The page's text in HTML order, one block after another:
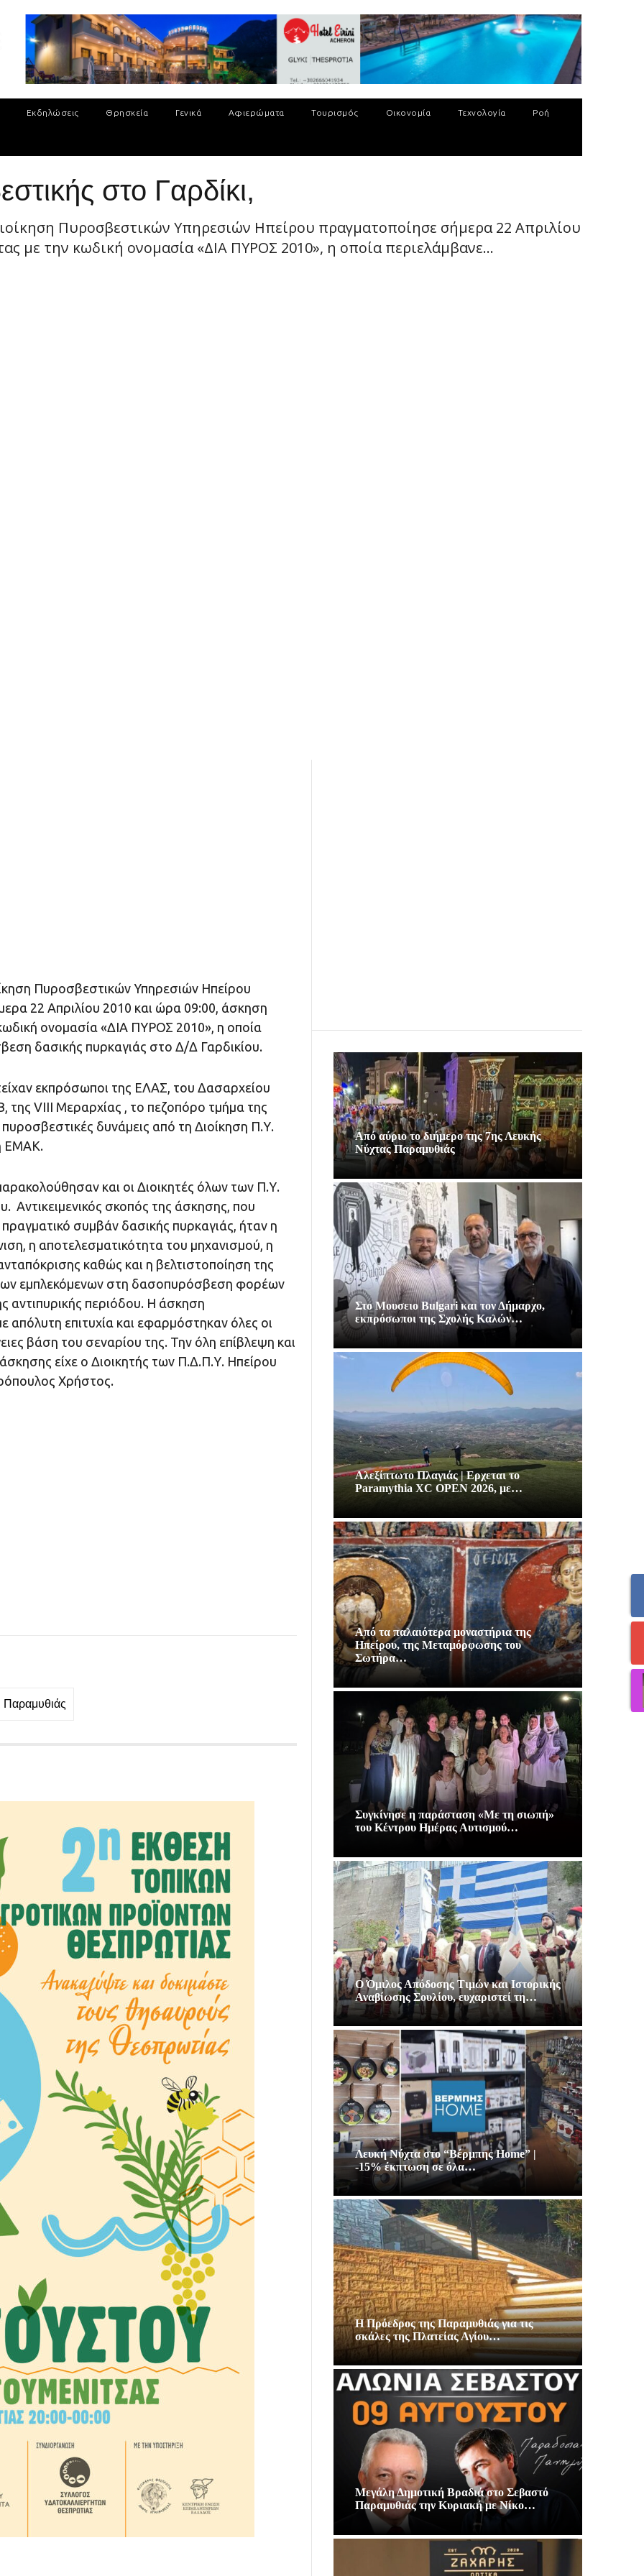
Εκδηλώσεις Θρησκεία Γενικά Αφιερώματα Τουρισμός Οικονομία Τεχνολογία Ροή
στο Γαρδίκι,
Πυροσβεστικών Υπηρεσιών Ηπείρου πραγματοποίησε σήμερα 22 Απριλίου
με την κωδική ονομασία «ΔΙΑ ΠΥΡΟΣ 2010», η οποία περιελάμβανε...
Πυροσβεστικών Υπηρεσιών Ηπείρου
22 Απριλίου 2010 και ώρα 09:00, άσκηση
ονομασία «ΔΙΑ ΠΥΡΟΣ 2010», η οποία
δασικής πυρκαγιάς στο Δ/Δ Γαρδικίου.
εκπρόσωποι της ΕΛΑΣ, του Δασαρχείου
της VIII Μεραρχίας , το πεζοπόρο τμήμα της
δυνάμεις από τη Διοίκηση Π.Υ.
ΕΜΑΚ.
και οι Διοικητές όλων των Π.Υ.
Αντικειμενικός σκοπός της άσκησης, που
συμβάν δασικής πυρκαγιάς, ήταν η
η αποτελεσματικότητα του μηχανισμού, η
καθώς και η βελτιστοποίηση της
εμπλεκόμενων στη δασοπυρόσβεση φορέων
αντιπυρικής περιόδου. Η άσκηση
απόλυτη επιτυχία και εφαρμόστηκαν όλες οι
βάση του σεναρίου της. Την όλη επίβλεψη και
είχε ο Διοικητής των Π.Δ.Π.Υ. Ηπείρου
Χρήστος.
Παραμυθιάς
Από αύριο το διήμερο της 7ης Λευκής
Νύχτας Παραμυθιάς
Στο Μουσειο Bulgari και τον Δήμαρχο,
εκπρόσωποι της Σχολής Καλών…
Αλεξίπτωτο Πλαγιάς | Ερχεται το
Paramythia XC OPEN 2026, με…
Από τα παλαιότερα μοναστήρια της
Ηπείρου, της Μεταμόρφωσης του
Σωτήρα…
Συγκίνησε η παράσταση «Με τη σιωπή»
του Κέντρου Ημέρας Αυτισμού…
Ο Όμιλος Απόδοσης Τιμών και Ιστορικής
Αναβίωσης Σουλίου, ευχαριστεί τη…
Λευκή Νύχτα στο “Βέρμπης Home” |
-15% έκπτωση σε όλα…
Η Πρόεδρος της Παραμυθιάς για τις
σκάλες της Πλατείας Αγίου…
Μεγάλη Δημοτική Βραδιά στο Σεβαστό
Παραμυθιάς την Κυριακή με Νίκο…